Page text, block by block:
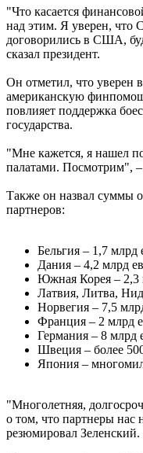
"Что касается
над этим. Я уверен, что
договорились в США,
сказал президент.
Он отметил, что уверен
американскую
повлияет поддержка
государства.
"Мне кажется, я нашел
палатами. Посмотрим",
Также он назвал суммы
партнеров:
Бельгия – 1,7 млрд
Дания – 4,2 млрд
Южная Корея – 2,3
Латвия, Литва,
Норвегия – 7,5
Франция – 2 млрд
Германия – 8 млрд
Швеция – более
Япония –
"Многолетняя,
о том, что партнеры нас
резюмировал Зеленский.